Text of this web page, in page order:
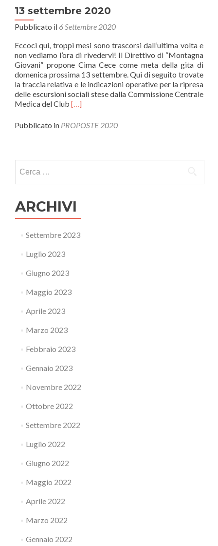
13 settembre 2020
Pubblicato il 6 Settembre 2020
Eccoci qui, troppi mesi sono trascorsi dall’ultima volta e
non vediamo l’ora di rivedervi! Il Direttivo di “Montagna
Giovani” propone Cima Cece come meta della gita di
domenica prossima 13 settembre. Qui di seguito trovate
la traccia relativa e le indicazioni operative per la ripresa
delle escursioni sociali stese dalla Commissione Centrale
Medica del Club Leggi
più13
[…]
Pubblicato in PROPOSTE 2020
per:
ARCHIVI
Settembre 2023
Luglio 2023
Giugno 2023
Maggio 2023
Aprile 2023
Marzo 2023
Febbraio 2023
Gennaio 2023
Novembre 2022
Ottobre 2022
Settembre 2022
Luglio 2022
Giugno 2022
Maggio 2022
Aprile 2022
Marzo 2022
Gennaio 2022